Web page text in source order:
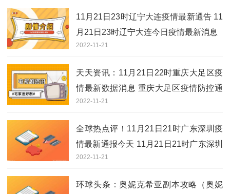
11月21日23时辽宁大连疫情最新通告 11
月21日23时辽宁大连今日疫情最新消息
2022-11-21
天天资讯：11月21日22时重庆大足区疫
情最新数据消息 重庆大足区疫情防控通
告今日数据
2022-11-21
全球热点评！11月21日21时广东深圳疫
情最新通报今天 11月21日21时广东深圳
今日新增活动轨迹有吗
2022-11-21
环球头条：奥妮克希亚副本攻略（奥妮